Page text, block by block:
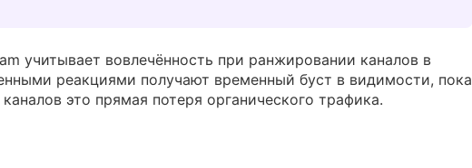
учитывает вовлечённость при ранжировании каналов в
реакциями получают временный буст в видимости, пока
это прямая потеря органического трафика.